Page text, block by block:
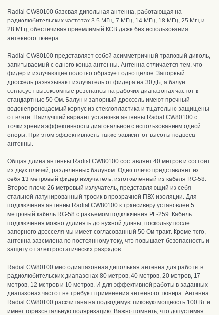
Radial CW80100 базовая дипольная антенна, работающая на
радиолюбительских частотах 3.5 МГц, 7 МГц, 14 МГц, 18 МГц, 25 Мгц и
28 МГц, обеспечивая приемлимый КСВ даже без использования
антенного тюнера
Radial CW80100 представляет собой асимметричный траповый диполь,
запитываемый с одного конца антенны. Антенна отличается тем, что
фидер и излучающее полотно образует одно целое. Запорный
дроссель развязывает излучатель от фидера на 30 дБ, а балун
согласует высокоомные резонансы на рабочих диапазонах частот в
стандартные 50 Ом. Балун и запорный дроссель имеют прочный
водонепронецаемый корпус из стеклопластика и тщательно защищены
от влаги. Наилучший вариант установки антенны Radial CW80100 с
точки зрения эффективности диагональное с использованием одной
опоры. При этом эффективность также зависит от высоты подвеса
антенны.
Общая длина антенны Radial CW80100 составляет 40 метров и состоит
из двух плечей, разделенных балуном. Одно плечо представляет из
себя 13 метровый фидер излучатель, изготовленный из кабеля RG-58.
Второе плечо 26 метровый излучатель, представляющий из себя
стальной латунированный тросик в прозрачной ПВХ изоляции. Для
подключения антенны Radial CW80100 к трансиверу установлен 5
метровый кабель RG-58 с разъемом подключения PL-259. Кабель
подключения можно удлинять до нужной длины, поскольку после
запорного дросселя мы имеет согласованный 50 Ом тракт. Кроме того,
антенна заземлена по постоянному току, что повышает безопасность и
защиту от электростатических разрядов.
Radial CW80100 многодиапазонная дипольная антенна для работы в
радиолюбительских диапазонах 80 метров, 40 метров, 20 метров, 17
метров, 12 метров и 10 метров. И для эффективной работы в заданных
диапазонах частот не требует применения антенного тюнера. Антенна
Radial CW80100 рассчитана на подводимую пиковую мощность 100 Вт и
имеет горизонтальную поляризацию. Важно помнить, что допустимая